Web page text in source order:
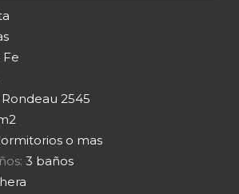
Fe
2545
o mas
3 baños